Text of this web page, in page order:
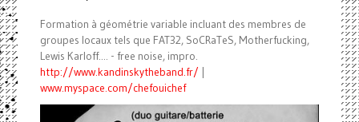
Formation à géométrie variable incluant des membres de
groupes locaux tels que FAT32, SoCRaTeS, Motherfucking,
Lewis Karloff.... - free noise, impro.
http://www.kandinskytheband.fr/
www.myspace.com/chefouichef